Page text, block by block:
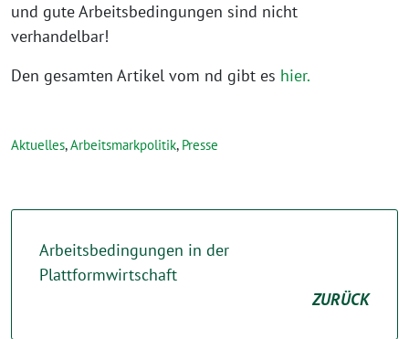
und gute Arbeitsbedingungen sind nicht
verhandelbar!
Den gesamten Artikel vom nd gibt es hier.
Aktuelles,Arbeitsmarkpolitik, Presse
Arbeitsbedingungen in der
Plattformwirtschaft
ZURÜCK